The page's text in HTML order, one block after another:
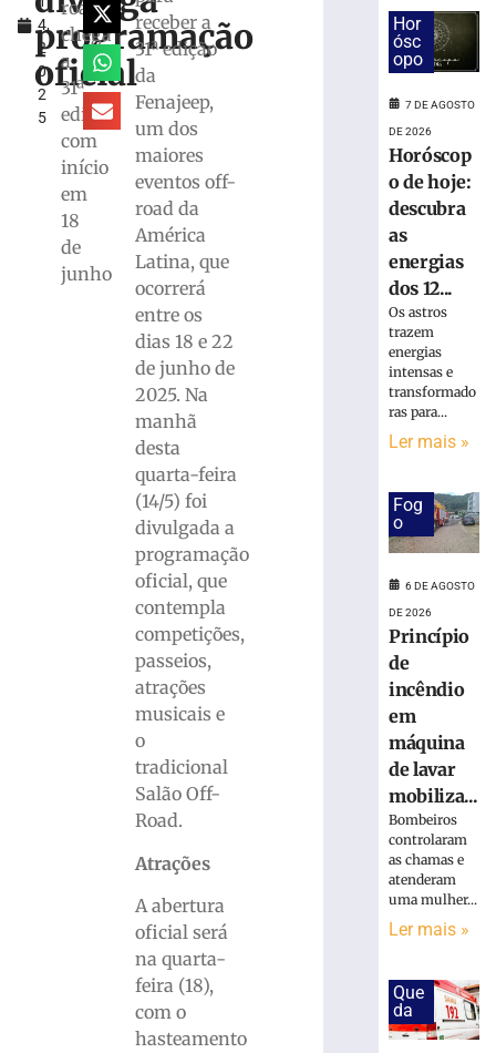
4,
2
0
2
5
programação
oficial
road
chega
a
31ª
edição
com
início
em
18
de
junho
receber a
31ª edição
da
Fenajeep,
um dos
maiores
eventos off-
road da
América
Latina, que
ocorrerá
entre os
dias 18 e 22
de junho de
2025. Na
manhã
desta
quarta-feira
(14/5) foi
divulgada a
programação
oficial, que
contempla
competições,
passeios,
atrações
musicais e
o
tradicional
Salão Off-
Road.
Atrações
A abertura
oficial será
na quarta-
feira (18),
com o
hasteamento
descubra
energias
signos
para
sexta-
feira,
07/08
mais
Samae
programação
especial
para
seus
anos
história
agosto
mais
BRUSQUE:
Estão
inscrições
para
Hor
ósc
opo
7 DE AGOSTO
DE 2026
Horóscop
o de hoje:
descubra
as
energias
dos 12...
Os astros
trazem
energias
intensas e
transformado
ras para...
Ler mais »
Fog
o
6 DE AGOSTO
DE 2026
Princípio
de
incêndio
em
máquina
de lavar
mobiliza...
Bombeiros
controlaram
as chamas e
atenderam
uma mulher...
Ler mais »
Que
da